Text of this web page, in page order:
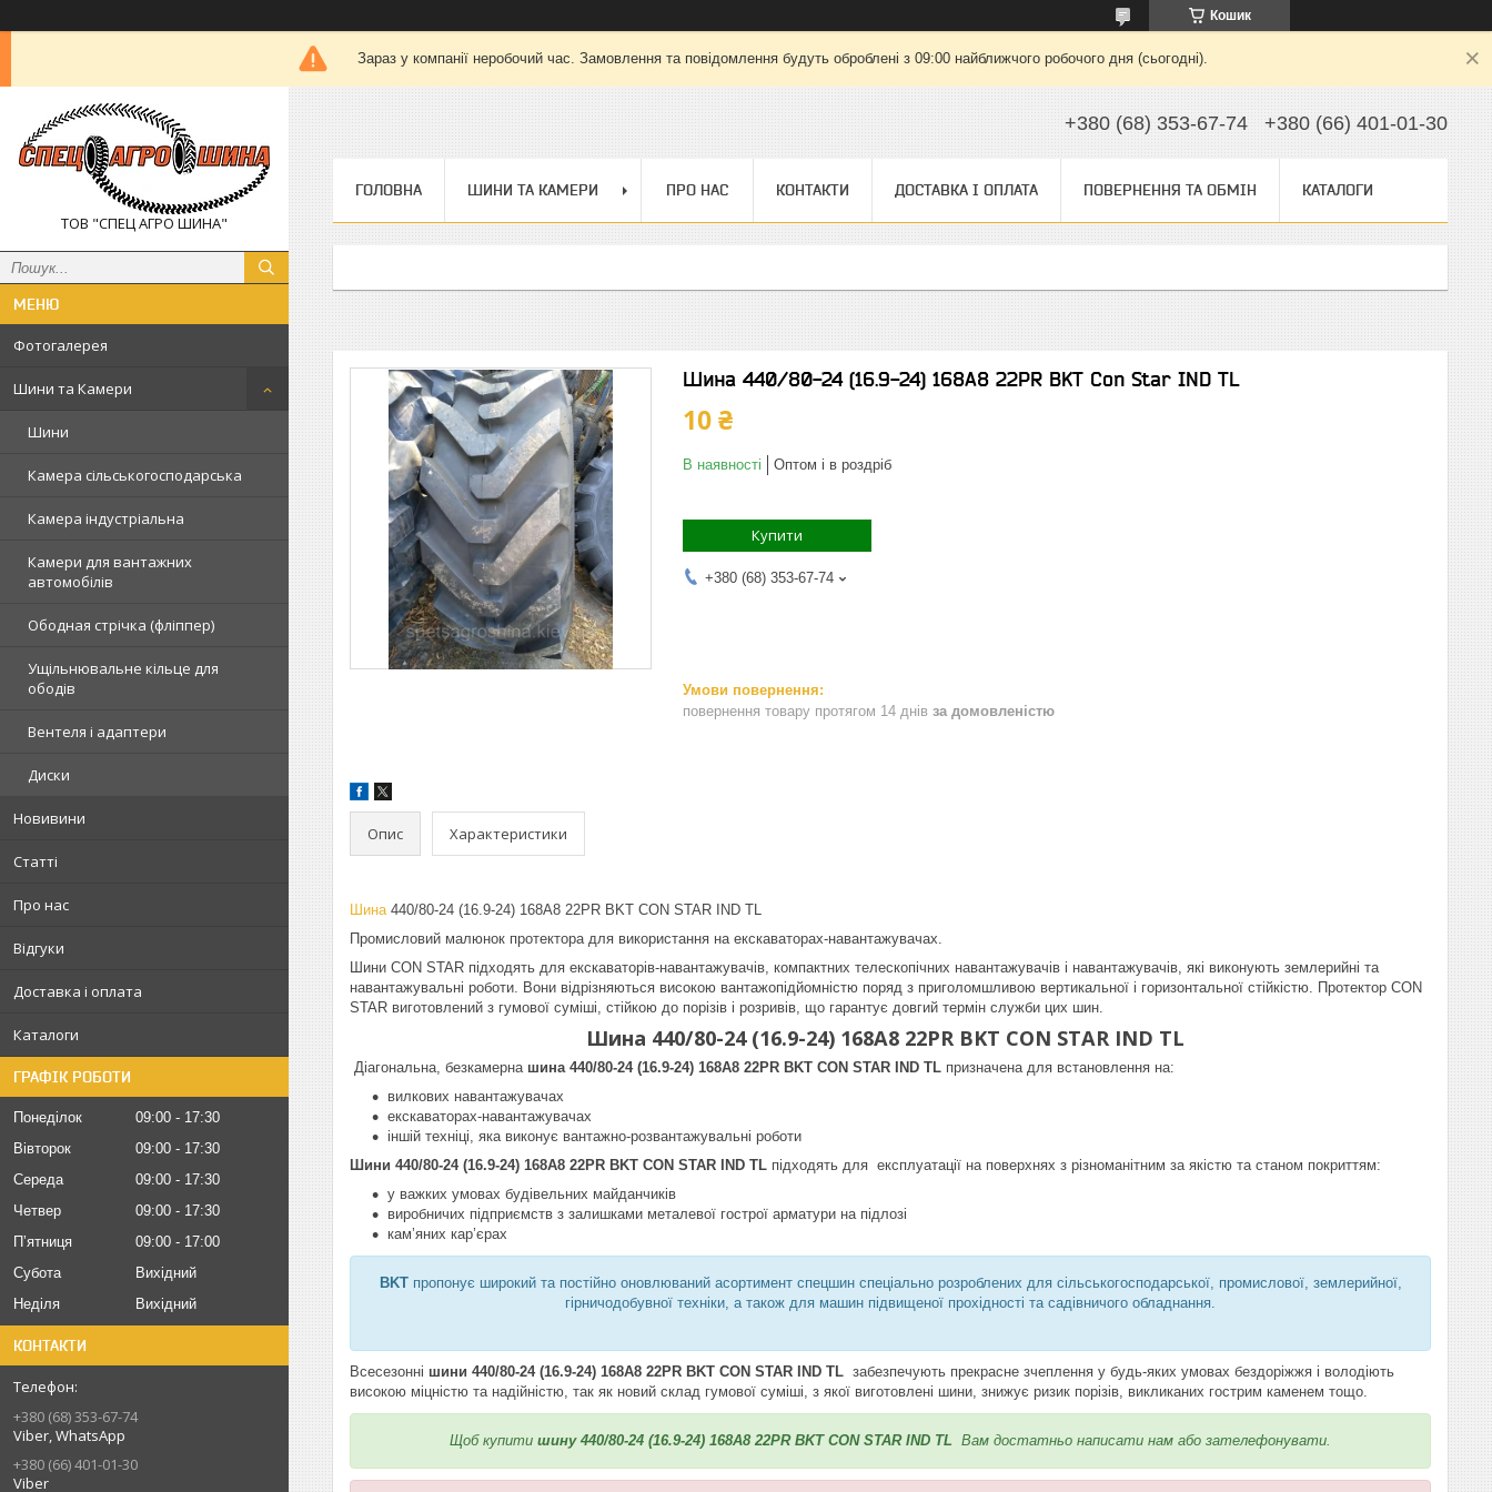
Кошик
Зараз у компанії неробочий час. Замовлення та повідомлення будуть оброблені з 09:00 найближчого робочого дня (сьогодні).
ТОВ "СПЕЦ АГРО ШИНА"
Фотогалерея
Шини та Камери
Шини
Камера сільськогосподарська
Камера індустріальна
Камери для вантажних
автомобілів
Ободная стрічка (фліппер)
Ущільнювальне кільце для
ободів
Вентеля і адаптери
Диски
Новивини
Статті
Про нас
Відгуки
Доставка і оплата
Каталоги
ГРАФІК РОБОТИ
Понеділок 09:00
17:30
Вівторок
09:00
17:30
Середа
09:00
17:30
Четвер
09:00
17:30
Пʼятниця
09:00
17:00
Субота
Вихідний
Неділя
Вихідний
КОНТАКТИ
+380 (68) 353-67-74
Viber, WhatsApp
+380 (66) 401-01-30
Viber
+380 (68) 353-67-74 +380 (66) 401-01-30
ГОЛОВНА ШИНИ ТА КАМЕРИ ПРО НАС КОНТАКТИ ДОСТАВКА І ОПЛАТА ПОВЕРНЕННЯ ТА ОБМІН КАТАЛОГИ
Шина 440/80-24 (16.9-24) 168A8 22PR BKT Con Star IND TL
10 ₴
В наявності Оптом і в роздріб
Купити
+380 (68) 353-67-74
повернення товару протягом 14 днів за домовленістю
Опис Характеристики
Шина440/80-24 (16.9-24) 168A8 22PR BKT CON STAR IND TL
Промисловий малюнок протектора для використання на екскаваторах-навантажувачах.
Шини CON STAR підходять для екскаваторів-навантажувачів, компактних телескопічних навантажувачів і навантажувачів, які виконують землерийні та
навантажувальні роботи. Вони відрізняються високою вантажопідйомністю поряд з приголомшливою вертикальної і горизонтальної стійкістю. Протектор CON
STAR виготовлений з гумової суміші, стійкою до порізів і розривів, що гарантує довгий термін служби цих шин.
Шина 440/80-24 (16.9-24) 168A8 22PR BKT CON STAR IND TL
Діагональна, безкамерна шина 440/80-24 (16.9-24) 168A8 22PR BKT CON STAR IND TL призначена для встановлення на:
вилкових навантажувачах
екскаваторах-навантажувачах
іншій техніці, яка виконує вантажно-розвантажувальні роботи
Шини 440/80-24 (16.9-24) 168A8 22PR BKT CON STAR IND TL підходять для експлуатації на поверхнях з різноманітним за якістю та станом покриттям:
у важких умовах будівельних майданчиків
виробничих підприємств з залишками металевої гострої арматури на підлозі
кам’яних кар’єрах
BKTпропонує широкий та постійно оновлюваний асортимент спецшин спеціально розроблених для сільськогосподарської, промислової, землерийної,
гірничодобувної техніки, а також для машин підвищеної прохідності та садівничого обладнання.
Всесезонні шини 440/80-24 (16.9-24) 168A8 22PR BKT CON STAR IND TL забезпечують прекрасне зчеплення у будь-яких умовах бездоріжжя і володіють
високою міцністю та надійністю, так як новий склад гумової суміші, з якої виготовлені шини, знижує ризик порізів, викликаних гострим каменем тощо.
Щоб купити шину 440/80-24 (16.9-24) 168A8 22PR BKT CON STAR IND TL Вам достатньо написати нам або зателефонувати.